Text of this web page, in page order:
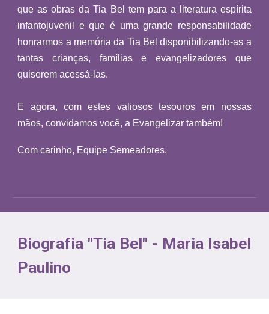
que as obras da Tia Bel tem para a literatura espírita
infantojuvenil e que é uma grande responsabilidade
honrarmos a memória da Tia Bel disponibilizando-as a
tantas crianças, famílias e evangelizadores que
quiserem acessá-las.
E agora, com estes valiosos tesouros em nossas
mãos, convidamos você, a Evangelizar também!
Com carinho, Equipe Semeadores.
Biografia "Tia Bel" - Maria Isabel
Paulino